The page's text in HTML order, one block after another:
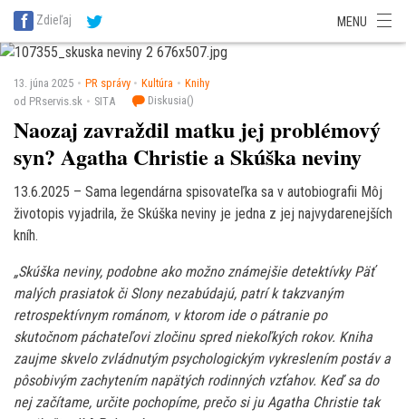
SITA Energetika
SITA Potravinárstvo
Zdieľaj MENU
13. júna 2025 PR správy Kultúra
Knihy
od PRservis.sk
SITA Diskusia()
Naozaj zavraždil matku jej problémový
syn? Agatha Christie a Skúška neviny
13.6.2025 – Sama legendárna spisovateľka sa v autobiografii Môj
životopis vyjadrila, že Skúška neviny je jedna z jej najvydarenejších
kníh.
„Skúška neviny, podobne ako možno známejšie detektívky Päť
malých prasiatok či Slony nezabúdajú, patrí k takzvaným
retrospektívnym románom, v ktorom ide o pátranie po
skutočnom páchateľovi zločinu spred niekoľkých rokov. Kniha
zaujme skvelo zvládnutým psychologickým vykreslením postáv a
pôsobivým zachytením napätých rodinných vzťahov. Keď sa do
nej začítame, určite pochopíme, prečo si ju Agatha Christie tak